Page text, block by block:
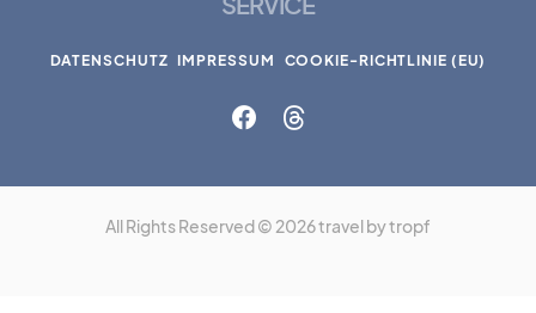
DATENSCHUTZ IMPRESSUM COOKIE-RICHTLINIE (EU)
All Rights Reserved © 2026 travel by tropf